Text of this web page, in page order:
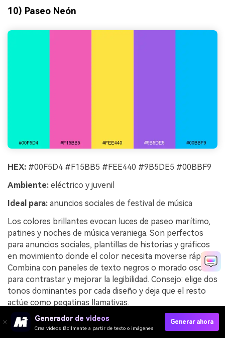
10) Paseo Neón
HEX: #00F5D4 #F15BB5 #FEE440 #9B5DE5 #00BBF9
Ambiente: eléctrico y juvenil
Ideal para: anuncios sociales de festival de música
Los colores brillantes evocan luces de paseo marítimo,
patines y noches de música veraniega. Son perfectos
para anuncios sociales, plantillas de historias y gráficos
en movimiento donde el color necesita moverse rápido.
Combina con paneles de texto negros o morado oscuro
para contrastar y mejorar la legibilidad. Consejo: elige dos
tonos dominantes por cada diseño y deja que el resto
actúe como pegatinas llamativas.
Ejemplo de imagen de paseo neón generada usando
media.io
Generador de videos
Crea videos fácilmente a partir de texto o imágenes
Generar ahora